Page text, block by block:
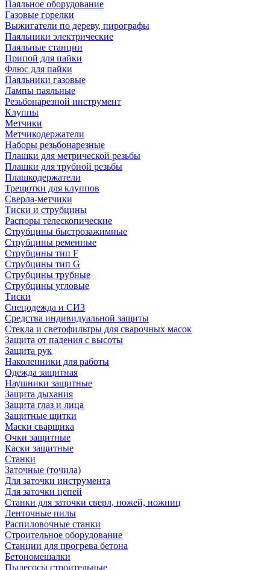
Паяльное оборудование
Газовые горелки
Выжигатели по дереву, пирографы
Паяльники электрические
Паяльные станции
Припой для пайки
Флюс для пайки
Паяльники газовые
Лампы паяльные
Резьбонарезной инструмент
Клуппы
Метчики
Метчикодержатели
Наборы резьбонарезные
Плашки для метрической резьбы
Плашки для трубной резьбы
Плашкодержатели
Трещотки для клуппов
Сверла-метчики
Тиски и струбцины
Распоры телескопические
Струбцины быстрозажимные
Струбцины ременные
Струбцины тип F
Струбцины тип G
Струбцины трубные
Струбцины угловые
Тиски
Спецодежда и СИЗ
Средства индивидуальной защиты
Стекла и светофильтры для сварочных масок
Защита от падения с высоты
Защита рук
Наколенники для работы
Одежда защитная
Наушники защитные
Защита дыхания
Защита глаз и лица
Защитные щитки
Маски сварщика
Очки защитные
Каски защитные
Станки
Заточные (точила)
Для заточки инструмента
Для заточки цепей
Станки для заточки сверл, ножей, ножниц
Ленточные пилы
Распиловочные станки
Строительное оборудование
Станции для прогрева бетона
Бетономешалки
Пылесосы строительные